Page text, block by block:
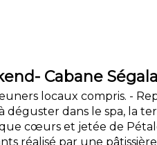
Cabane
locaux compris. -
déguster dans le spa, la
cœurs et jetée de
réalisé par une